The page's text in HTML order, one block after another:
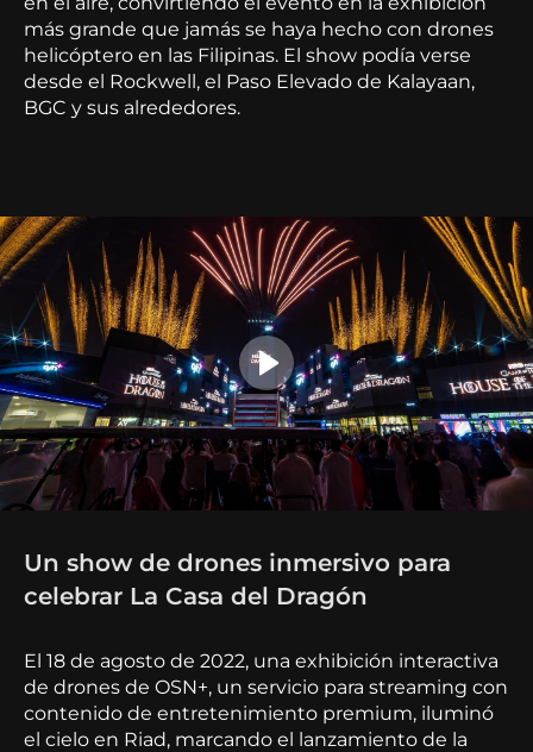
más grande que jamás se haya hecho con drones
helicóptero en las Filipinas. El show podía verse
desde el Rockwell, el Paso Elevado de Kalayaan,
BGC y sus alrededores.
Un show de drones inmersivo para
celebrar La Casa del Dragón
El 18 de agosto de 2022, una exhibición interactiva
de drones de OSN+, un servicio para streaming con
contenido de entretenimiento premium, iluminó
el cielo en Riad, marcando el lanzamiento de la